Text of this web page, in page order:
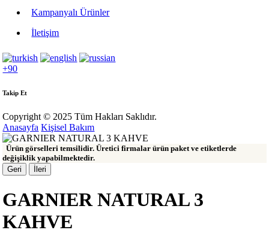
Kampanyalı Ürünler
İletişim
+90
Takip Et
Copyright © 2025 Tüm Hakları Saklıdır.
Anasayfa Kişisel Bakım
Ürün görselleri temsilidir. Üretici firmalar ürün paket ve etiketlerde
değişiklik yapabilmektedir.
Geri
İleri
GARNIER NATURAL 3
KAHVE